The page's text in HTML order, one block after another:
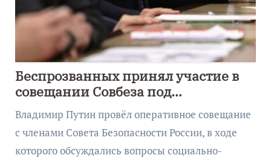
Беспрозванных принял участие в
совещании Совбеза под
руководством Путина
Владимир Путин провёл оперативное совещание
с членами Совета Безопасности России, в ходе
которого обсуждались вопросы социально-